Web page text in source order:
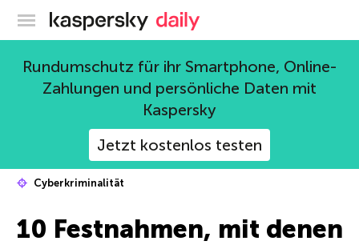
Offizieller Blog von Kaspersky
Rundumschutz für ihr Smartphone, Online-
Zahlungen und persönliche Daten mit
Kaspersky
Jetzt kostenlos testen
Cyberkriminalität
10 Festnahmen, mit denen